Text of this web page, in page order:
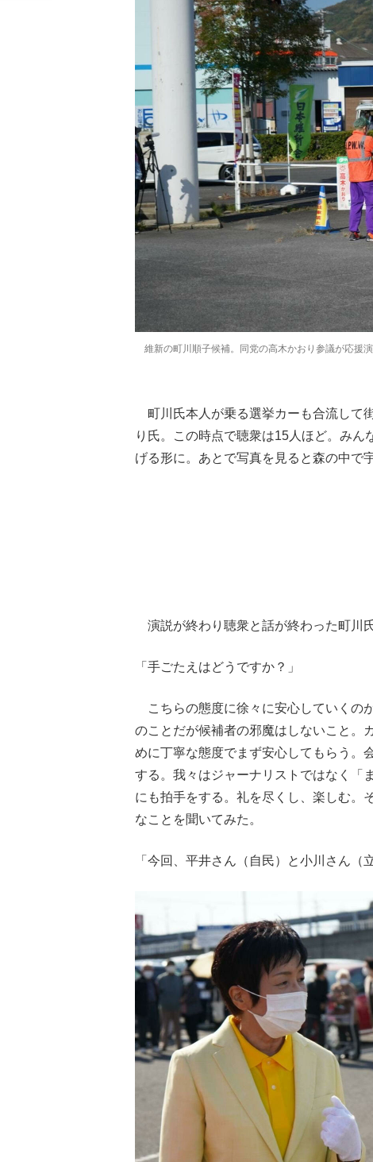
維新の町川順子候補。同党の高木かおり参議が応援
町川氏本人が乗る選挙カーも合流して
り氏。この時点で聴衆は15人ほど。み
げる形に。あとで写真を見ると森の中で
演説が終わり聴衆と話が終わった町川
「手ごたえはどうですか？」
こちらの態度に徐々に安心していくの
のことだが候補者の邪魔はしないこと。
めに丁寧な態度でまず安心してもらう。
する。我々はジャーナリストではなく「
にも拍手をする。礼を尽くし、楽しむ。
なことを聞いてみた。
「今回、平井さん（自民）と小川さん（